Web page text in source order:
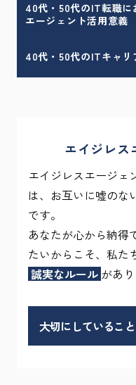
40代・50代のIT転職に
エージェント活用意義
40代・50代のITキャリ
エイジレス
エイジレスエージェ
は、お互いに嘘のな
です。
あなたが心から納得
たいからこそ、私た
誠実なルール があり
大切にしていること